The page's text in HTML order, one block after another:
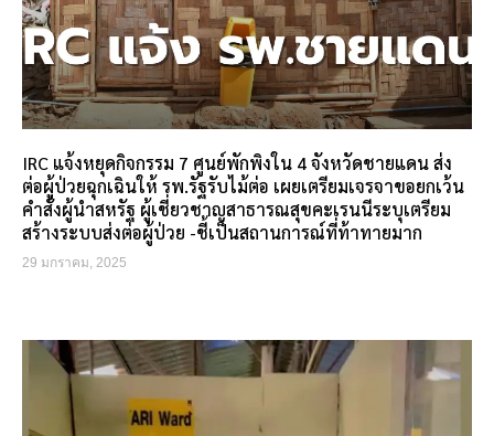
IRC แจ้งหยุดกิจกรรม 7 ศูนย์พักพิงใน 4 จังหวัดชายแดน ส่ง
ต่อผู้ป่วยฉุกเฉินให้ รพ.รัฐรับไม้ต่อ เผยเตรียมเจรจาขอยกเว้น
คำสั่งผู้นำสหรัฐ ผู้เชี่ยวชาญสาธารณสุขคะเรนนีระบุเตรียม
สร้างระบบส่งต่อผู้ป่วย -ชี้เป็นสถานการณ์ที่ท้าทายมาก
29 มกราคม, 2025